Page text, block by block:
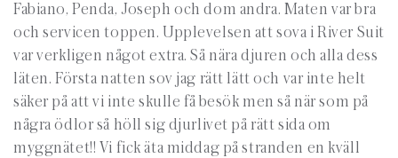
Fabiano, Penda, Joseph och dom andra. Maten var bra
och servicen toppen. Upplevelsen att sova i River Suit
var verkligen något extra. Så nära djuren och alla dess
läten. Första natten sov jag rätt lätt och var inte helt
säker på att vi inte skulle få besök men så när som på
några ödlor så höll sig djurlivet på rätt sida om
myggnätet!! Vi fick äta middag på stranden en kväll